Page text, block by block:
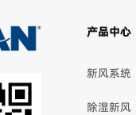
产品中心
新风系统
除湿新风